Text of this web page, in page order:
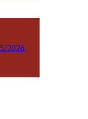
2026.